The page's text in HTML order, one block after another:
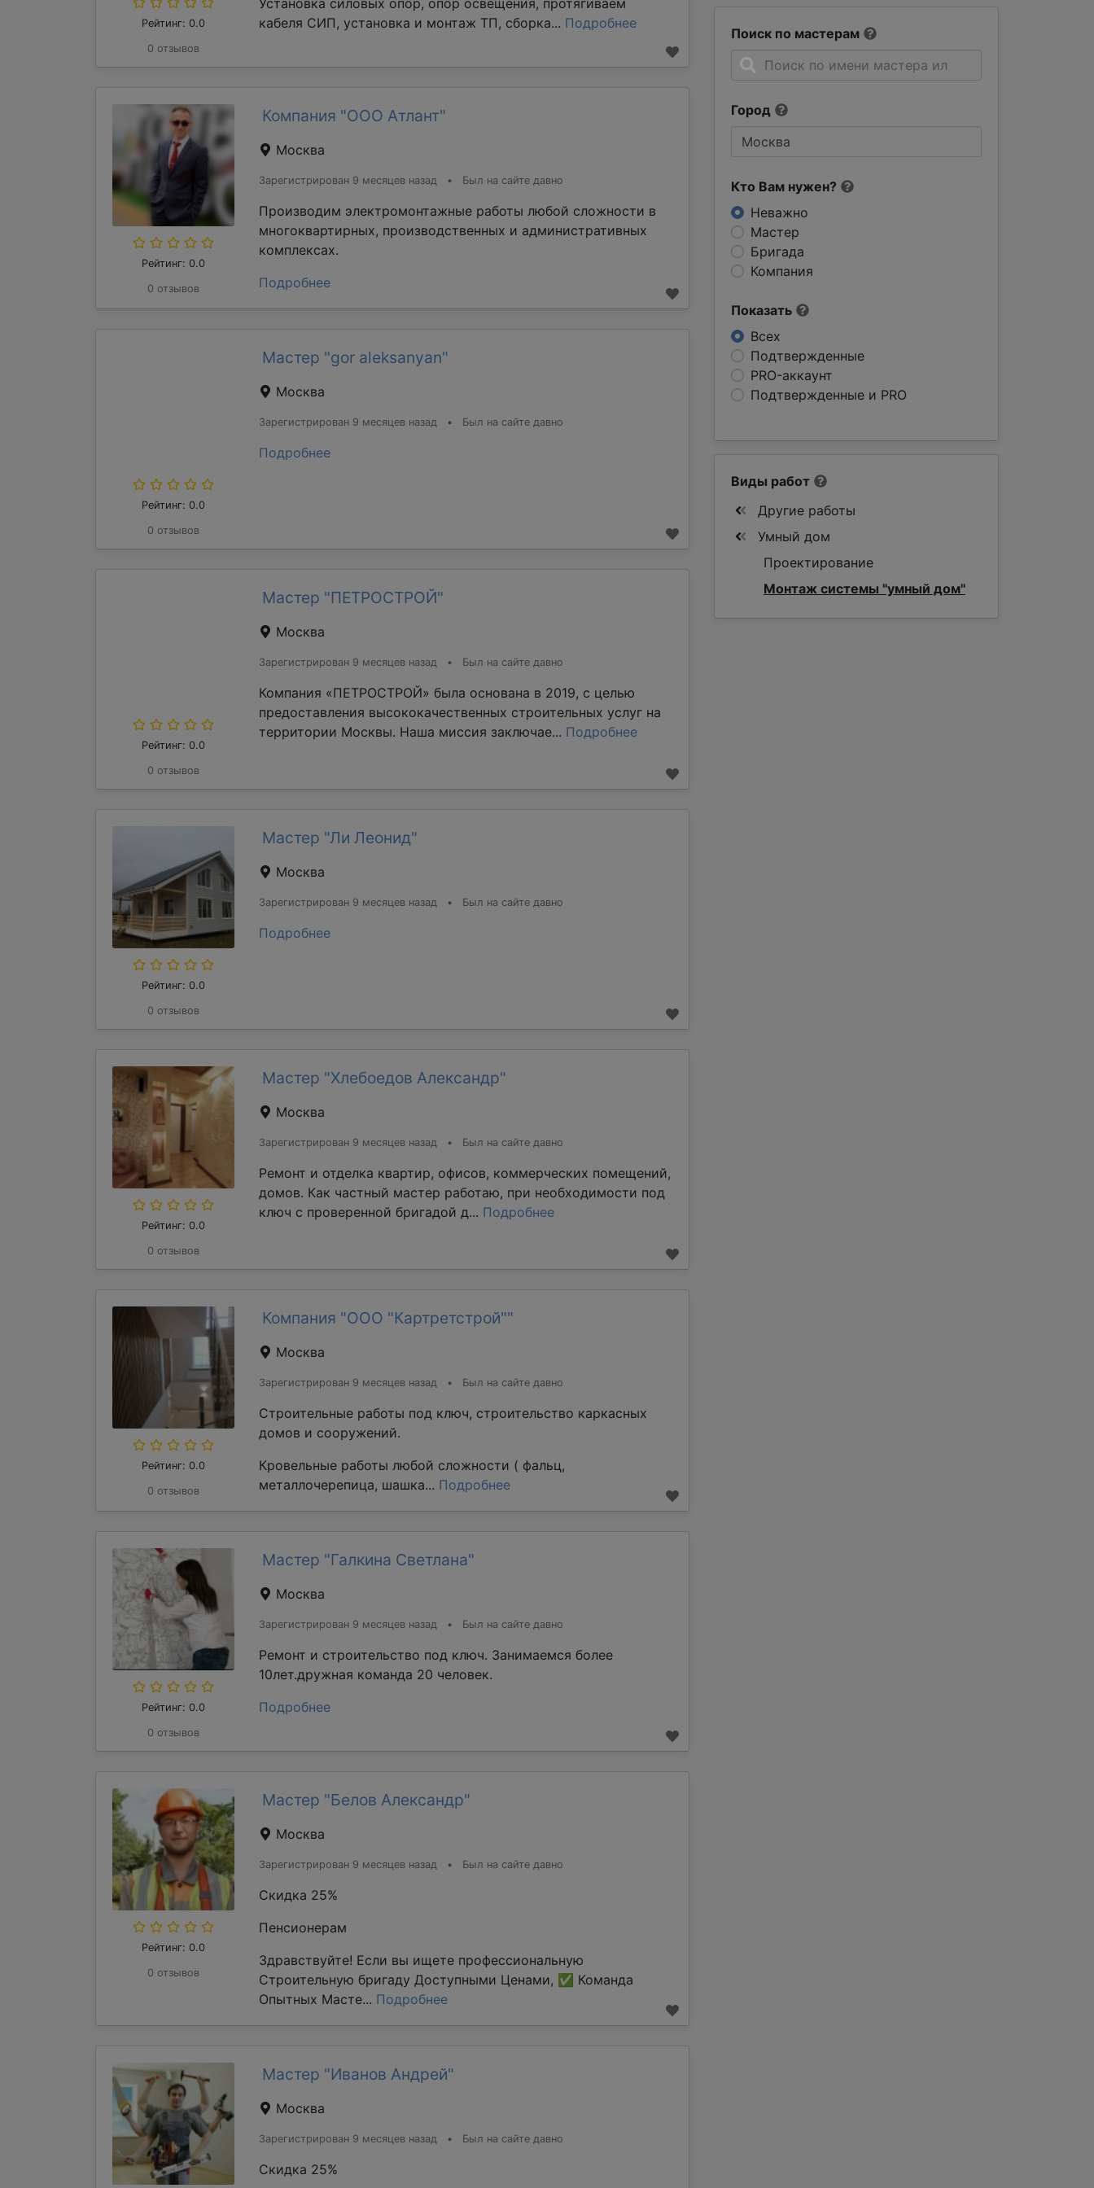
Поиск по мастерам
Город
Кто Вам нужен?
Неважно
Мастер
Бригада
Компания
Показать
Всех
Подтвержденные
PRO-аккаунт
Подтвержденные и PRO
Рейтинг: 0.0
0 отзывов
Установка силовых опор, опор освещения, протягиваем
кабеля СИП, установка и монтаж ТП, сборка... Подробнее
Рейтинг: 0.0
0 отзывов
Компания "ООО Атлант"
Москва
Зарегистрирован 9 месяцев назад • Был на сайте давно
Производим электромонтажные работы любой сложности в
многоквартирных, производственных и административных
комплексах.
Подробнее
Рейтинг: 0.0
0 отзывов
Мастер "gor aleksanyan"
Москва
Зарегистрирован 9 месяцев назад • Был на сайте давно
Подробнее
Рейтинг: 0.0
0 отзывов
Мастер "ПЕТРОСТРОЙ"
Москва
Зарегистрирован 9 месяцев назад • Был на сайте давно
Компания «ПЕТРОСТРОЙ» была основана в 2019, с целью
предоставления высококачественных строительных услуг на
территории Москвы. Наша миссия заключае... Подробнее
Рейтинг: 0.0
0 отзывов
Мастер "Ли Леонид"
Москва
Зарегистрирован 9 месяцев назад • Был на сайте давно
Подробнее
Рейтинг: 0.0
0 отзывов
Мастер "Хлебоедов Александр"
Москва
Зарегистрирован 9 месяцев назад • Был на сайте давно
Ремонт и отделка квартир, офисов, коммерческих помещений,
домов. Как частный мастер работаю, при необходимости под
ключ с проверенной бригадой д... Подробнее
Рейтинг: 0.0
0 отзывов
Компания "ООО "Картретстрой""
Москва
Зарегистрирован 9 месяцев назад • Был на сайте давно
Строительные работы под ключ, строительство каркасных
домов и сооружений.
Кровельные работы любой сложности ( фальц,
металлочерепица, шашка... Подробнее
Рейтинг: 0.0
0 отзывов
Мастер "Галкина Светлана"
Москва
Зарегистрирован 9 месяцев назад • Был на сайте давно
Ремонт и строительство под ключ. Занимаемся более
10лет.дружная команда 20 человек.
Подробнее
Рейтинг: 0.0
0 отзывов
Мастер "Белов Александр"
Москва
Зарегистрирован 9 месяцев назад • Был на сайте давно
Скидка 25%
Пенсионерам
Здравствуйте! Если вы ищете профессиональную
Строительную бригаду Доступными Ценами, ✅ Команда
Опытных Масте... Подробнее
Мастер "Иванов Андрей"
Москва
Зарегистрирован 9 месяцев назад • Был на сайте давно
Скидка 25%
Виды работ
Другие работы
Умный дом
Проектирование
Монтаж системы "умный дом"